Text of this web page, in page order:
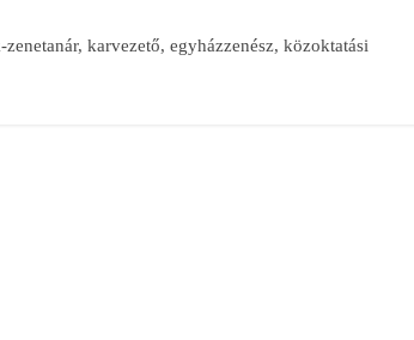
karvezető, egyházzenész, közoktatási